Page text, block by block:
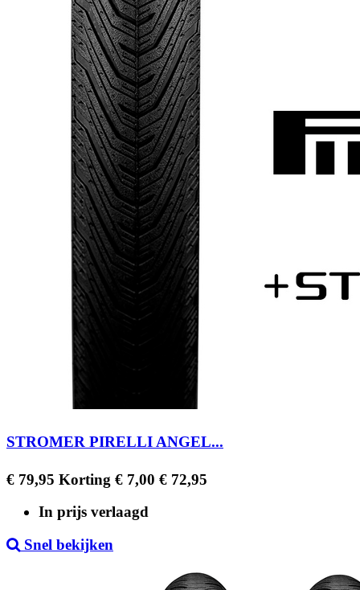
STROMER PIRELLI ANGEL...
Regular
€ 79,95 Korting € 7,00 Prijs
€ 72,95
In prijs verlaagd
Snel bekijken